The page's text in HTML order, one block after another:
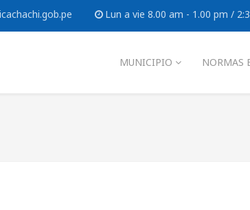
Lun a vie 8.00 am - 1.00 pm /
MUNICIPIO NORMAS